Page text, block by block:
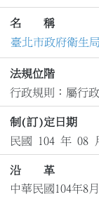
名 稱
臺北市政府衛生
法規位階
行政規則：屬行
制(訂)定日期
民國 104 年 08
沿 革
中華民國104年8